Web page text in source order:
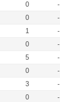
0 -
0 -
1 -
0 -
5 -
0 -
3 -
0 -